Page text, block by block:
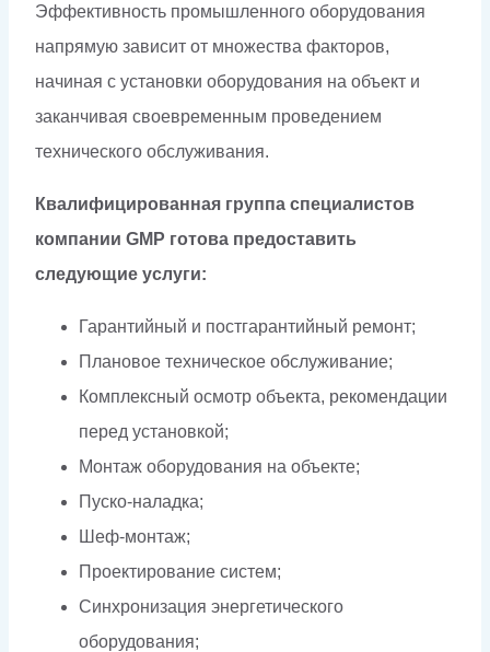
Эффективность промышленного оборудования
напрямую зависит от множества факторов,
начиная с установки оборудования на объект и
заканчивая своевременным проведением
технического обслуживания.
Квалифицированная группа специалистов
компании GMP готова предоставить
следующие услуги:
Гарантийный и постгарантийный ремонт;
Плановое техническое обслуживание;
Комплексный осмотр объекта, рекомендации
перед установкой;
Монтаж оборудования на объекте;
Пуско-наладка;
Шеф-монтаж;
Проектирование систем;
Синхронизация энергетического
оборудования;